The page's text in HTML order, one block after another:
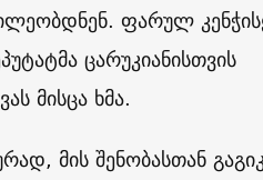
ფარულ
ცარუკიანისთვის
მისცა ხმა.
მის შენობასთან